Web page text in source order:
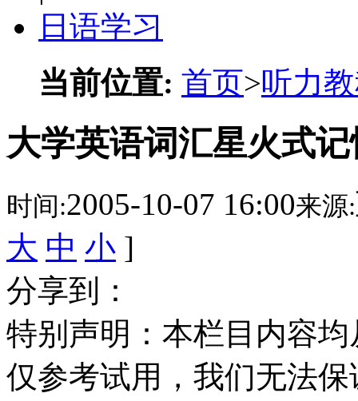
日语学习
当前位置: 首页>听力
大学英语词汇星火式记
时间:2005-10-07 16:00来源:
大 中 小 ]
分享到：
特别声明：本栏目内容
仅参考试用，我们无法